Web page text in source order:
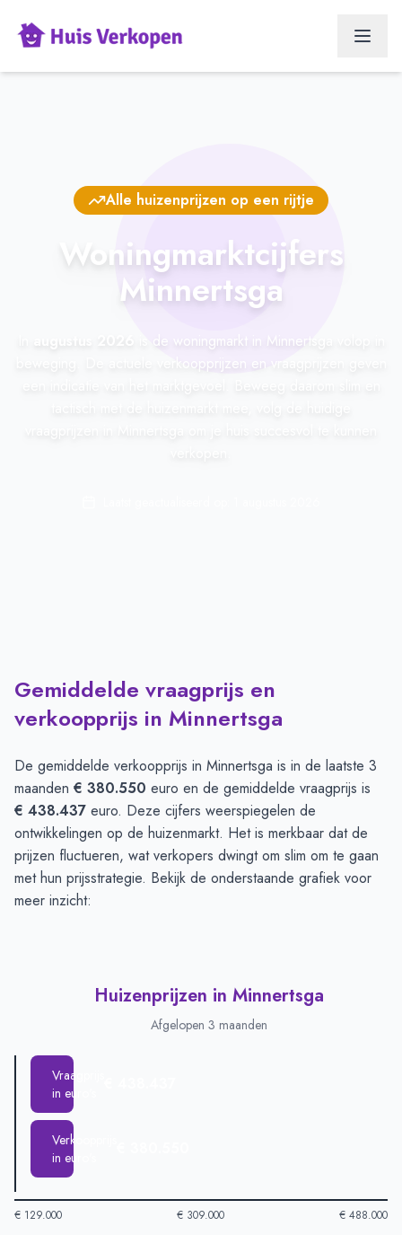
Alle huizenprijzen op een rijtje
Woningmarktcijfers
Minnertsga
is de woningmarkt in Minnertsga volop in
beweging. De actuele verkoopprijzen en vraagprijzen geven
Gemiddelde vraagprijs en
verkoopprijs in Minnertsga
De gemiddelde verkoopprijs in Minnertsga is in de laatste 3
maanden € 380.550 euro en de gemiddelde vraagprijs is
€ 438.437 euro. Deze cijfers weerspiegelen de
ontwikkelingen op de huizenmarkt. Het is merkbaar dat de
prijzen fluctueren, wat verkopers dwingt om slim om te gaan
met hun prijsstrategie. Bekijk de onderstaande grafiek voor
meer inzicht:
Huizenprijzen in Minnertsga
Afgelopen 3 maanden
Vraagprijs
in euro's
Verkoopprijs
in euro's
€ 129.000 € 309.000 € 488.000